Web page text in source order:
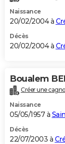
Naissance
20/02/2004 à
Décès
20/02/2004 à
Boualem
Créer une
Naissance
05/05/1957 à
Décès
22/07/2003 à